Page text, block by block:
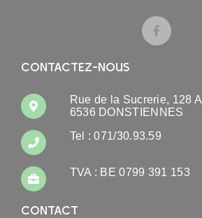
CONTACTEZ-NOUS
Rue de la Sucrerie, 128 A
6536 DONSTIENNES
Tel : 071/30.93.59
TVA : BE 0799 391 153
CONTACT